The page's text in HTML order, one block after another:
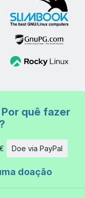
Por quê fazer
Doe via PayPal
doação